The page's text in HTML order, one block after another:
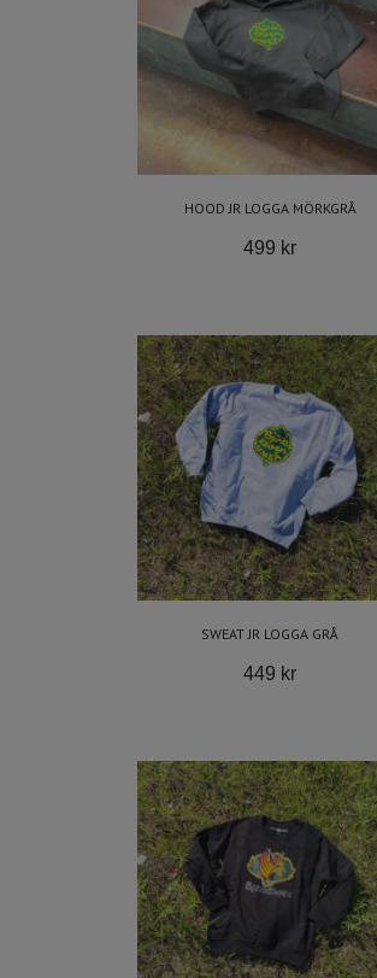
HOOD JR LOGGA MÖRKGRÅ
499 kr
SWEAT JR LOGGA GRÅ
449 kr